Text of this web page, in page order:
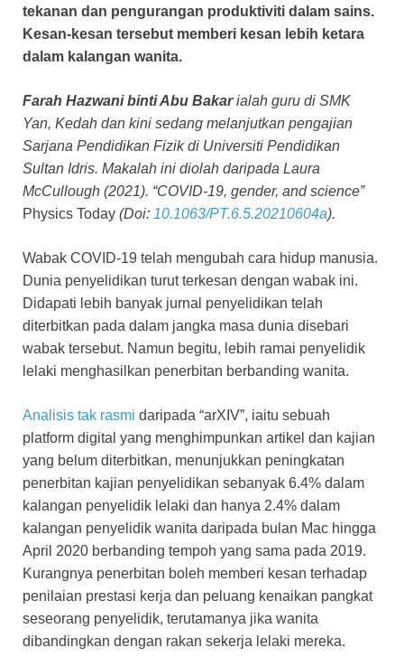
tekanan dan pengurangan produktiviti dalam sains.
Kesan-kesan tersebut memberi kesan lebih ketara
dalam kalangan wanita.
Farah Hazwani binti Abu Bakarialah guru di SMK
Yan, Kedah dan kini sedang melanjutkan pengajian
Sarjana Pendidikan Fizik di Universiti Pendidikan
Sultan Idris. Makalah ini diolah daripada Laura
McCullough (2021). “COVID-19, gender, and science”
Physics Today (Doi: 10.1063/PT.6.5.20210604a).
Wabak COVID-19 telah mengubah cara hidup manusia.
Dunia penyelidikan turut terkesan dengan wabak ini.
Didapati lebih banyak jurnal penyelidikan telah
diterbitkan pada dalam jangka masa dunia disebari
wabak tersebut. Namun begitu, lebih ramai penyelidik
lelaki menghasilkan penerbitan berbanding wanita.
Analisis tak rasmi daripada “arXIV”, iaitu sebuah
platform digital yang menghimpunkan artikel dan kajian
yang belum diterbitkan, menunjukkan peningkatan
penerbitan kajian penyelidikan sebanyak 6.4% dalam
kalangan penyelidik lelaki dan hanya 2.4% dalam
kalangan penyelidik wanita daripada bulan Mac hingga
April 2020 berbanding tempoh yang sama pada 2019.
Kurangnya penerbitan boleh memberi kesan terhadap
penilaian prestasi kerja dan peluang kenaikan pangkat
seseorang penyelidik, terutamanya jika wanita
dibandingkan dengan rakan sekerja lelaki mereka.